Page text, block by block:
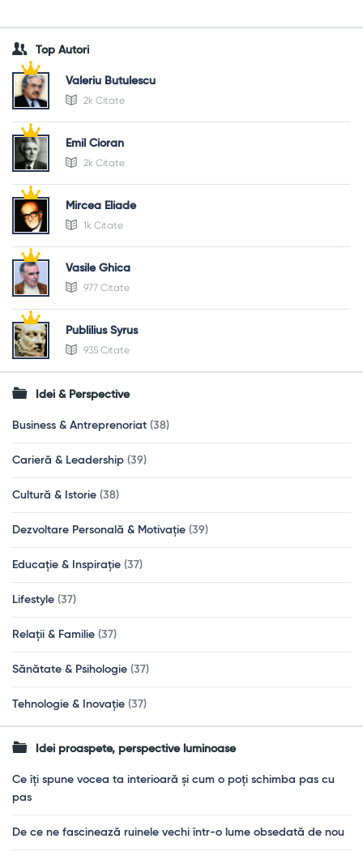
Top Autori
Valeriu Butulescu
2k Citate
Emil Cioran
2k Citate
Mircea Eliade
1k Citate
Vasile Ghica
977 Citate
Publilius Syrus
935 Citate
Idei & Perspective
Business & Antreprenoriat (38)
Carieră & Leadership (39)
Cultură & Istorie (38)
Dezvoltare Personală & Motivație (39)
Educație & Inspirație (37)
Lifestyle (37)
Relații & Familie (37)
Sănătate & Psihologie (37)
Tehnologie & Inovație (37)
Idei proaspete, perspective luminoase
Ce îți spune vocea ta interioară și cum o poți schimba pas cu
pas
De ce ne fascinează ruinele vechi într-o lume obsedată de nou